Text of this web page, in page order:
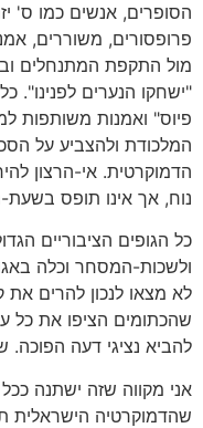
הסופרים, אנשים כמו ס'
פרופסורים, משוררים,
מול התקפת המתנחלים
"ישחקו הנערים לפנינו".
פיוס" ואמנות משותפות
המלכודת ולהצביע על
הדמוקרטית. אי-הרצון
נוח, אך אינו תופס
כל הגופים הציבוריים
ולשכות-המסחר וכלה
לא מצאו לנכון להרים
שהכתומים הציפו את כל
להביא נציגי דעה
אני מקווה שזה ישתנה
שהדמוקרטיה הישראלית